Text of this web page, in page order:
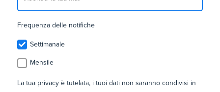
Frequenza delle notifiche
Settimanale
Mensile
La tua privacy è tutelata, i tuoi dati non saranno condivisi in